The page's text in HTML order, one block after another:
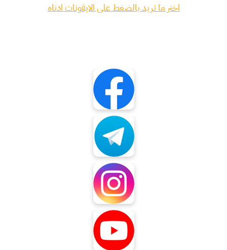
اختر ما تريد بالضغط على الايقونات ادناه